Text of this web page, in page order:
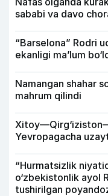
sababi va davo
“Barselona” Rodri
ekanligi ma’lum
Namangan shahar
mahrum qilindi
Yevropagacha
“Hurmatsizlik
o‘zbekistonlik ayol
tushirilgan